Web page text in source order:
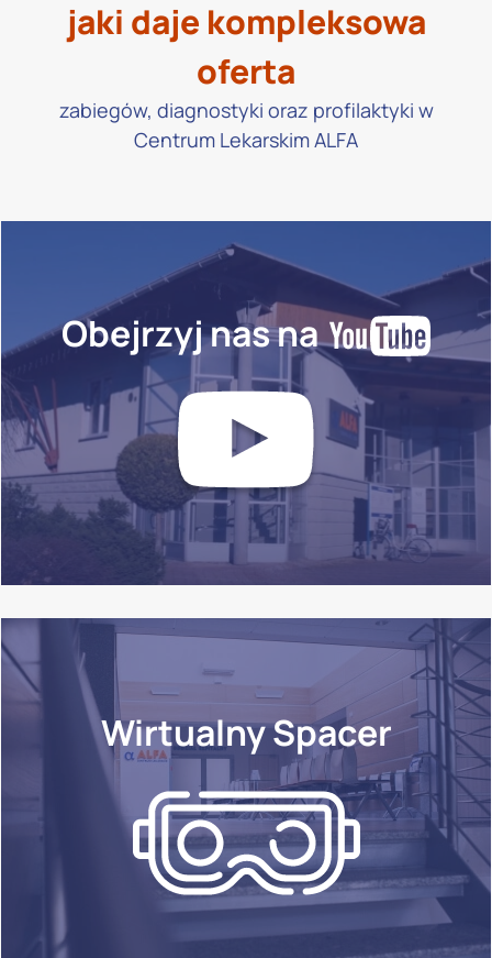
jaki daje kompleksowa
oferta
zabiegów, diagnostyki oraz profilaktyki w
Centrum Lekarskim ALFA
Obejrzyj nas na
Wirtualny Spacer